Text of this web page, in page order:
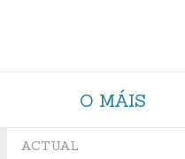
O MÁIS
ACTUAL